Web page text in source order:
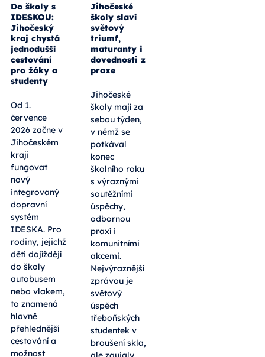
Do školy s
IDESKOU:
Jihočeský
kraj chystá
jednodušší
cestování
pro žáky a
studenty
Od 1.
července
2026 začne v
Jihočeském
kraji
fungovat
nový
integrovaný
dopravní
systém
IDESKA. Pro
rodiny, jejichž
děti dojíždějí
do školy
autobusem
nebo vlakem,
to znamená
hlavně
přehlednější
cestování a
možnost
Jihočeské
školy slaví
světový
triumf,
maturanty i
dovednosti z
praxe
Jihočeské
školy mají za
sebou týden,
v němž se
potkával
konec
školního roku
s výraznými
soutěžními
úspěchy,
odbornou
praxí i
komunitními
akcemi.
Nejvýraznější
zprávou je
světový
úspěch
třeboňských
studentek v
broušení skla,